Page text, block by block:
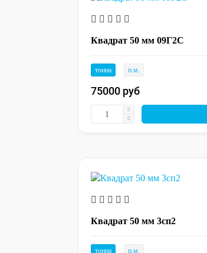
Квадрат 50 мм 09Г2С
тонна п.м.
75000 руб
Квадрат 50 мм 3сп2
тонна п.м.